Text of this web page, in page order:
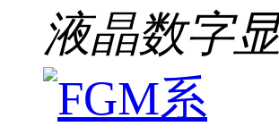
液晶数字